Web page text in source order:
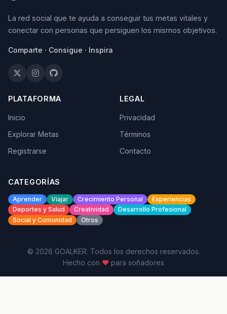
La red social que te ayuda a conseguir tus metas vitales y
conectar con personas que persiguen los mismos objetivos.
Comparte · Consigue · Inspira
PLATAFORMA
Inicio
Explorar Metas
Registrarse
LEGAL
Privacidad
Términos
Contacto
CATEGORÍAS
Aprender Viajar Crecimiento Personal
Experiencias
Deportes y Salud
Creatividad
Desarrollo Profesional
Social y Comunidad
Otros
© 2026 GOALKER. Todos los derechos reservados.
Hecho con ♥ para soñadores